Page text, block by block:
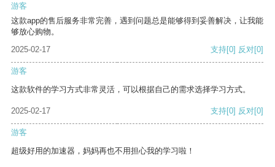
游客
这款app的售后服务非常完善，遇到问题总是能够得到妥善解决，让我能
够放心购物。
2025-02-17
支持[0] 反对[0]
游客
这款软件的学习方式非常灵活，可以根据自己的需求选择学习方式。
2025-02-17 支持[0] 反对[0]
游客
超级好用的加速器，妈妈再也不用担心我的学习啦！